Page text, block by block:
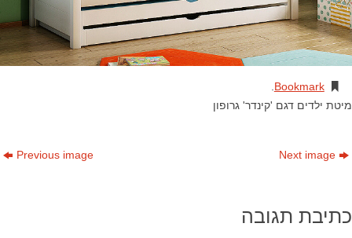
Bookmark
.
מיטת ילדים דגם 'קינדר' גרופון
Previous image Next image
כתיבת תגובה